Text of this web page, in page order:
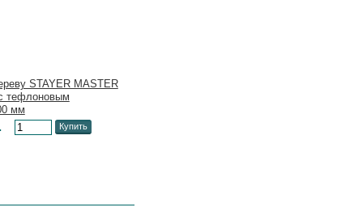
STAYER MASTER
тефлоновым
мм
Купить